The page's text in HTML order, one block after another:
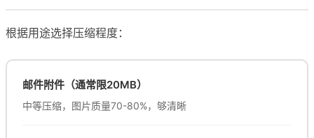
根据用途选择压缩程度：
邮件附件（通常限20MB）
中等压缩，图片质量70-80%，够清晰